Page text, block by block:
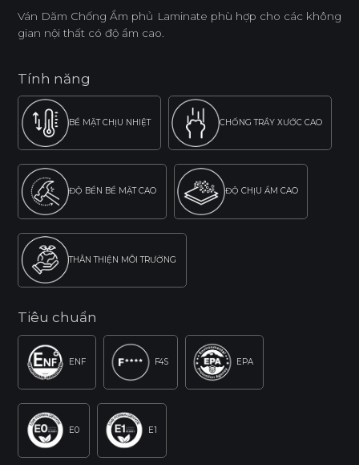
Ván Dăm Chống Ẩm phủ Laminate phù hợp cho các không
gian nội thất có độ ẩm cao.
Tính năng
BỀ MẶT CHỊU NHIỆT CHỐNG TRẦY XƯỚC CAO
ĐỘ BỀN BỀ MẶT CAO ĐỘ CHỊU ẨM CAO
THÂN THIỆN MÔI TRƯỜNG
Tiêu chuẩn
ENF F4S EPA
E0 E1